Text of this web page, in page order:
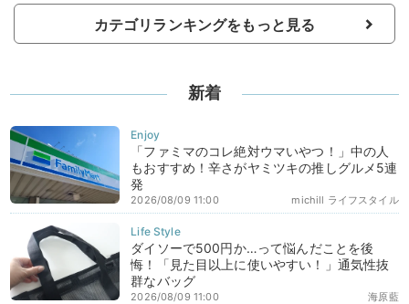
カテゴリランキングをもっと見る
新着
「ファミマのコレ絶対ウマいやつ！」中の人
もおすすめ！辛さがヤミツキの推しグルメ5連
発
michill ライフスタイル
2026/08/09 11:00
ダイソーで500円か…って悩んだことを後
悔！「見た目以上に使いやすい！」通気性抜
群なバッグ
海原藍
2026/08/09 11:00